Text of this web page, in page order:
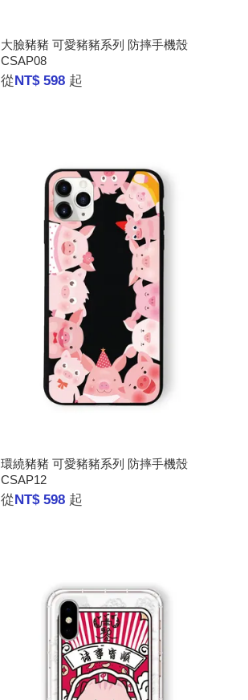
大臉豬豬 可愛豬豬系列 防摔手機殼
CSAP08
從 NT$ 598 起
環繞豬豬 可愛豬豬系列 防摔手機殼
CSAP12
從 NT$ 598 起